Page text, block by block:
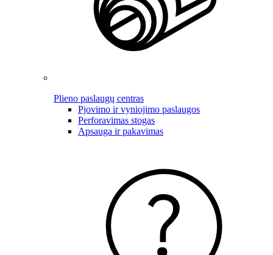
Plieno paslaugų centras
Pjovimo ir vyniojimo paslaugos
Perforavimas stogas
Apsauga ir pakavimas